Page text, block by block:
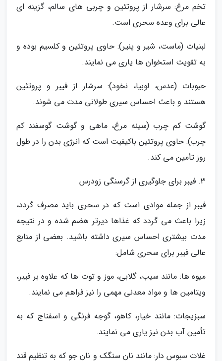
تخم مرغ: سرشار از پروتئین و چربی های سالم، گزینه ای
عالی برای وعده سحری است.
لبنیات (ماست، شیر و پنیر): حاوی پروتئین و کلسیم بوده و
به تقویت استخوان ها یاری می نمایند.
حبوبات (عدس، لوبیا، نخود): سرشار از فیبر و پروتئین
هستند و باعث احساس سیری طولانی مدت می شوند.
گوشت کم چرب (سینه مرغ، ماهی و گوشت گوسفند کم
چرب): حاوی پروتئین باکیفیت است که انرژی بدن را در طول
روز تأمین می کند.
3. فیبر برای جلوگیری از گرسنگی زودرس
فیبر از جمله موادی است که در سحری باید مصرف گردد،
زیرا باعث می گردد که غذاها دیرتر هضم شده و در نتیجه
مدت بیشتری احساس سیری داشته باشید. بعضی از منابع
عالی فیبر برای سحری شامل:
میوه ها: مانند سیب، گلابی، موز و توت ها که علاوه بر فیبر،
ویتامین ها و مواد معدنی مهمی را نیز فراهم می نمایند.
سبزیجات: مانند خیار، کاهو، گوجه فرنگی و اسفناج که به
تأمین آب بدن نیز یاری می نمایند.
غلات سبوس دار: مانند نان سنگک و نان جو که به تنظیم قند